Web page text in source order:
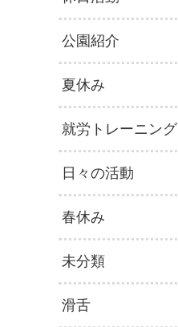
公園紹介
夏休み
就労トレーニング
日々の活動
春休み
未分類
滑舌